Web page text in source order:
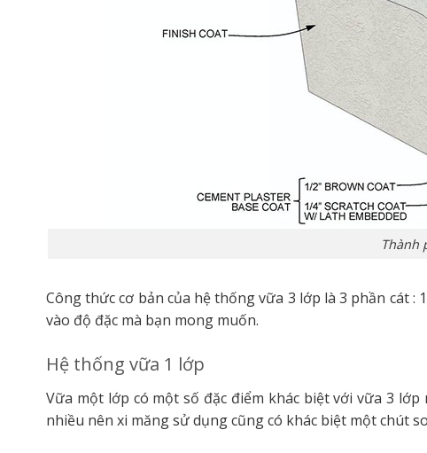
Thành
Công thức cơ bản của hệ thống vữa 3 lớp là 3 phần cát
vào độ đặc mà bạn mong muốn.
Hệ thống vữa 1 lớp
Vữa một lớp có một số đặc điểm khác biệt với vữa 3
nhiều nên xi măng sử dụng cũng có khác biệt một chút